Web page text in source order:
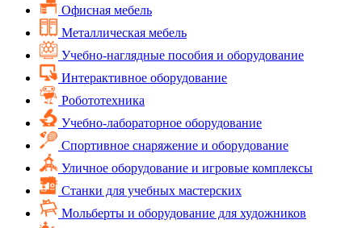
Офисная мебель
Металлическая мебель
Учебно-наглядные пособия и оборудование
Интерактивное оборудование
Робототехника
Учебно-лабораторное оборудование
Спортивное снаряжение и оборудование
Уличное оборудование и игровые комплексы
Cтанки для учебных мастерских
Мольберты и оборудование для художников